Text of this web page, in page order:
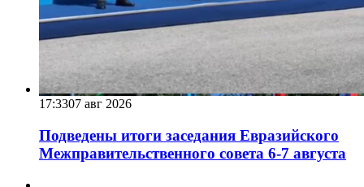
17:3307 авг 2026
Подведены итоги заседания Евразийского
Межправительственного совета 6-7 августа